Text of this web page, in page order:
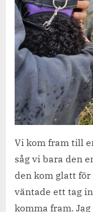
Vi kom fram till
såg vi bara den
den kom glatt
väntade ett tag
komma fram.